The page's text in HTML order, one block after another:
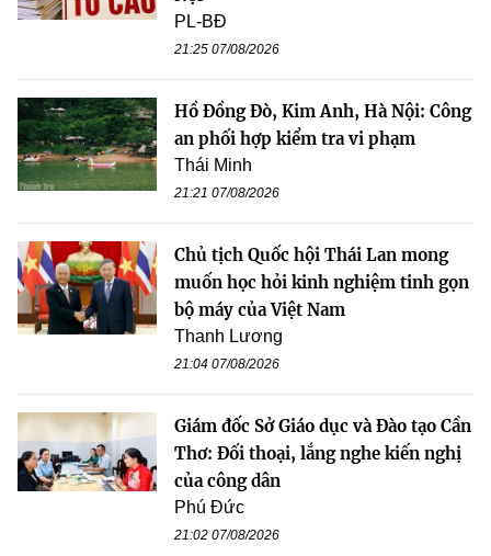
PL-BĐ
21:25 07/08/2026
Hồ Đồng Đò, Kim Anh, Hà Nội: Công
an phối hợp kiểm tra vi phạm
Thái Minh
21:21 07/08/2026
Chủ tịch Quốc hội Thái Lan mong
muốn học hỏi kinh nghiệm tinh gọn
bộ máy của Việt Nam
Thanh Lương
21:04 07/08/2026
Giám đốc Sở Giáo dục và Đào tạo Cần
Thơ: Đối thoại, lắng nghe kiến nghị
của công dân
Phú Đức
21:02 07/08/2026